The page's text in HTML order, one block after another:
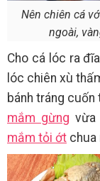
Nên chiên cá
ngoài,
Cho cá lóc ra
lóc chiên xù
bánh tráng
mắm gừng vừa
mắm tỏi ớt chua